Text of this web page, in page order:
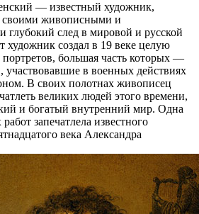
— известный художник,
своими живописными и
глубокий след в мировой и русской
создал в 19 веке целую
большая часть которых —
участвовавшие в военных действиях
В своих полотнах живописец
великих людей этого времени,
и богатый внутренний мир. Одна
запечатлела известного
века Александра